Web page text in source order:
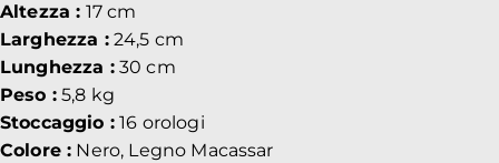
Altezza : 17 cm
Larghezza :24,5 cm
Lunghezza :30 cm
Peso :5,8 kg
Stoccaggio :16 orologi
Colore : Nero, Legno Macassar